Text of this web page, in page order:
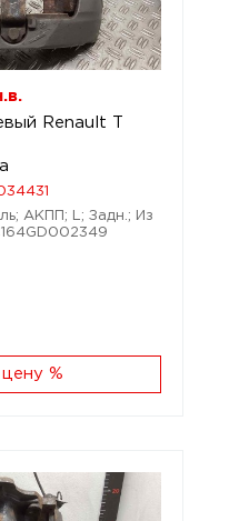
Renault T
АКПП; L; Задн.; Из
%